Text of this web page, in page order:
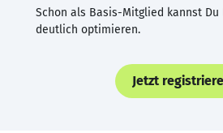
Schon als Basis-Mitglied kannst Du
deutlich optimieren.
Jetzt